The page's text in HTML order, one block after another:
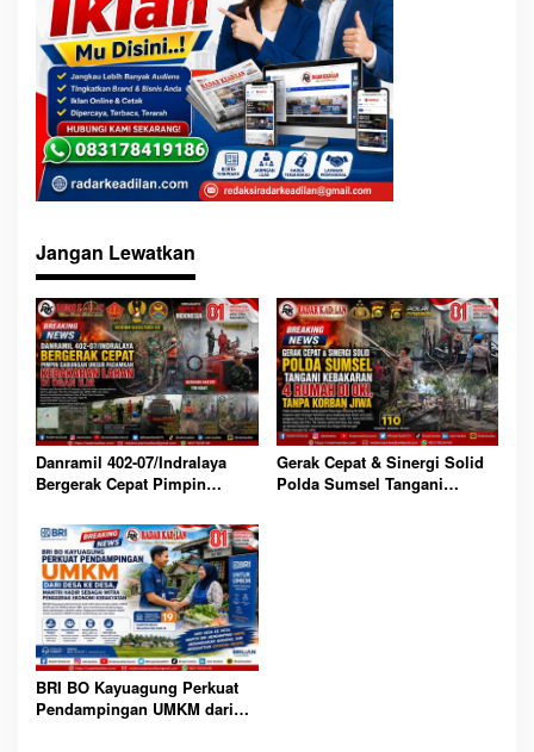
Jangan Lewatkan
Danramil 402-07/Indralaya
Bergerak Cepat Pimpin
Kebakaran Lahan di Ogan Ilir
Gerak Cepat & Sinergi Solid
Polda Sumsel Tangani
BRI BO Kayuagung Perkuat
Pendampingan UMKM dari